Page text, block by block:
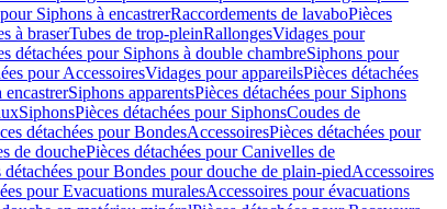
Siphons à encastrerRaccordements de lavaboPièces
à braserTubes de trop-pleinRallongesVidages pour
détachées pour Siphons à double chambreSiphons pour
pour AccessoiresVidages pour appareilsPièces détachées
encastrerSiphons apparentsPièces détachées pour Siphons
SiphonsPièces détachées pour SiphonsCoudes de
détachées pour BondesAccessoiresPièces détachées pour
de douchePièces détachées pour Canivelles de
détachées pour Bondes pour douche de plain-piedAccessoires
pour Evacuations muralesAccessoires pour évacuations